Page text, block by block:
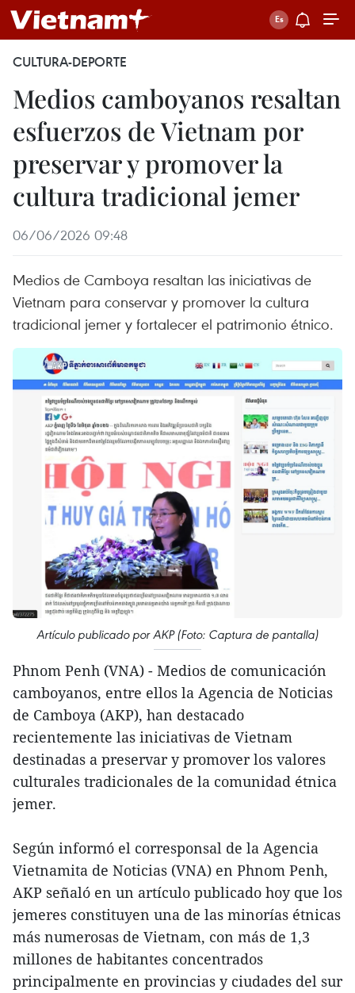
CULTURA-DEPORTE
Medios camboyanos resaltan
esfuerzos de Vietnam por
preservar y promover la
cultura tradicional jemer
06/06/2026 09:48
Medios de Camboya resaltan las iniciativas de
Vietnam para conservar y promover la cultura
tradicional jemer y fortalecer el patrimonio étnico.
Artículo publicado por AKP (Foto: Captura de pantalla)
Phnom Penh (VNA) - Medios de comunicación
camboyanos, entre ellos la Agencia de Noticias
de Camboya (AKP), han destacado
recientemente las iniciativas de Vietnam
destinadas a preservar y promover los valores
culturales tradicionales de la comunidad étnica
jemer.
Según informó el corresponsal de la Agencia
Vietnamita de Noticias (VNA) en Phnom Penh,
AKP señaló en un artículo publicado hoy que los
jemeres constituyen una de las minorías étnicas
más numerosas de Vietnam, con más de 1,3
millones de habitantes concentrados
principalmente en provincias y ciudades del sur